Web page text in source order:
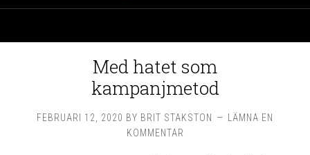
Med hatet som
kampanjmetod
FEBRUARI 12, 2020 BY BRIT STAKSTON
LÄMNA EN
KOMMENTAR